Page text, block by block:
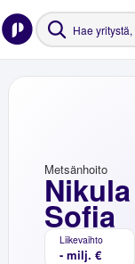
Sofia
Metsänhoito
Liikevaihto
- milj. €